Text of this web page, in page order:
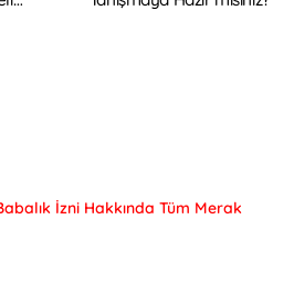
İzni Hakkında Tüm Merak